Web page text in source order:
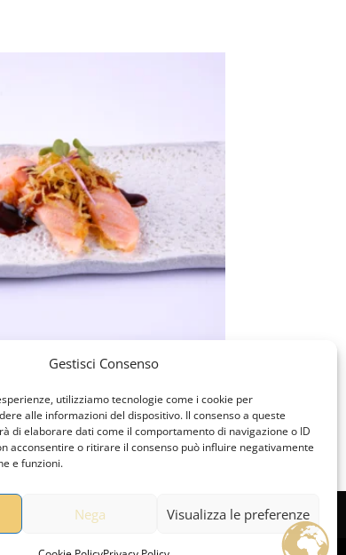
Gestisci Consenso
utilizziamo tecnologie come i cookie per
alle informazioni del dispositivo. Il consenso a queste
di elaborare dati come il comportamento di navigazione o ID
acconsentire o ritirare il consenso può influire negativamente
e funzioni.
Nega Visualizza le preferenze
FLO